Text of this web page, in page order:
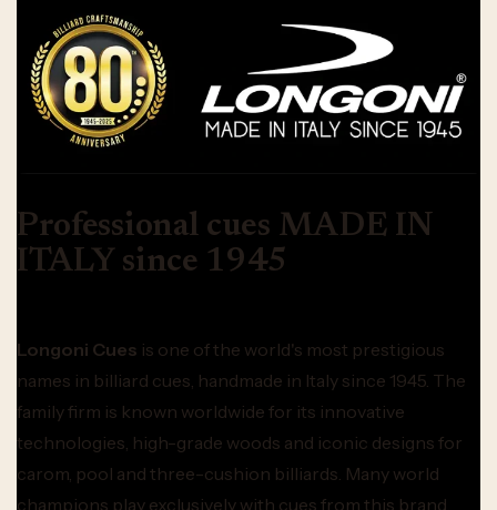
Professional cues MADE IN
ITALY since 1945
Longoni Cues is one of the world's most prestigious
names in billiard cues, handmade in Italy since 1945. The
family firm is known worldwide for its innovative
technologies, high-grade woods and iconic designs for
carom, pool and three-cushion billiards. Many world
champions play exclusively with cues from this brand.